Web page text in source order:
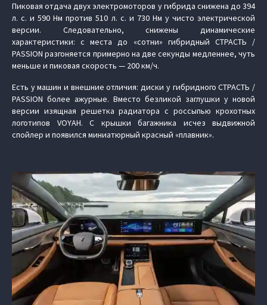
Пиковая отдача двух электромоторов у гибрида снижена до 394
л. с. и 590 Нм против 510 л. с. и 730 Нм у чисто электрической
версии. Следовательно, снижены динамические
характеристики: с места до «сотни» гибридный СТРАСТЬ /
PASSION разгоняется примерно на две секунды медленнее, чуть
меньше и пиковая скорость — 200 км/ч.
Есть у машин и внешние отличия: диски у гибридного СТРАСТЬ /
PASSION более ажурные. Вместо безликой заглушки у новой
версии изящная решетка радиатора с россыпью крохотных
логотипов VOYAH. С крышки багажника исчез выдвижной
спойлер и появился миниатюрный красный «плавник».